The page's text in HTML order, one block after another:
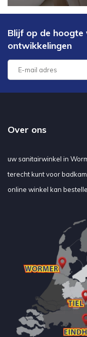
Blijf op de hoogte
ontwikkelingen
Over ons
uw sanitairwinkel in
terecht kunt voor
online winkel kan